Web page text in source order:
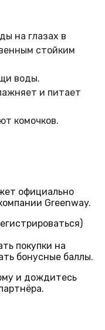
на глазах в
стойким
воды.
и питает
комочков.
официально
Greenway.
покупки на
бонусные баллы.
и дождитесь